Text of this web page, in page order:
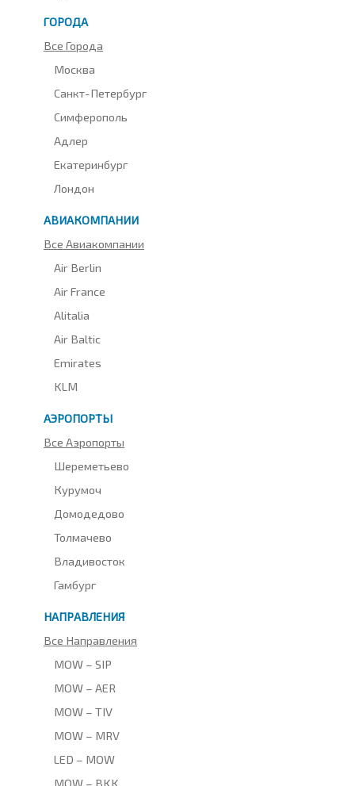
ГОРОДА
Все Города
Москва
Санкт-Петербург
Симферополь
Адлер
Екатеринбург
Лондон
АВИАКОМПАНИИ
Все Авиакомпании
Air Berlin
Air France
Alitalia
Air Baltic
Emirates
KLM
АЭРОПОРТЫ
Все Аэропорты
Шереметьево
Курумоч
Домодедово
Толмачево
Владивосток
Гамбург
НАПРАВЛЕНИЯ
Все Направления
MOW – SIP
MOW – AER
MOW – TIV
MOW – MRV
LED – MOW
MOW – BKK